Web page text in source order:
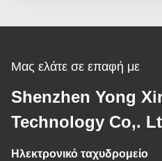
Μας ελάτε σε επαφή με
Shenzhen Yong
Technology Co,.
Ηλεκτρονικό ταχυδρομείο